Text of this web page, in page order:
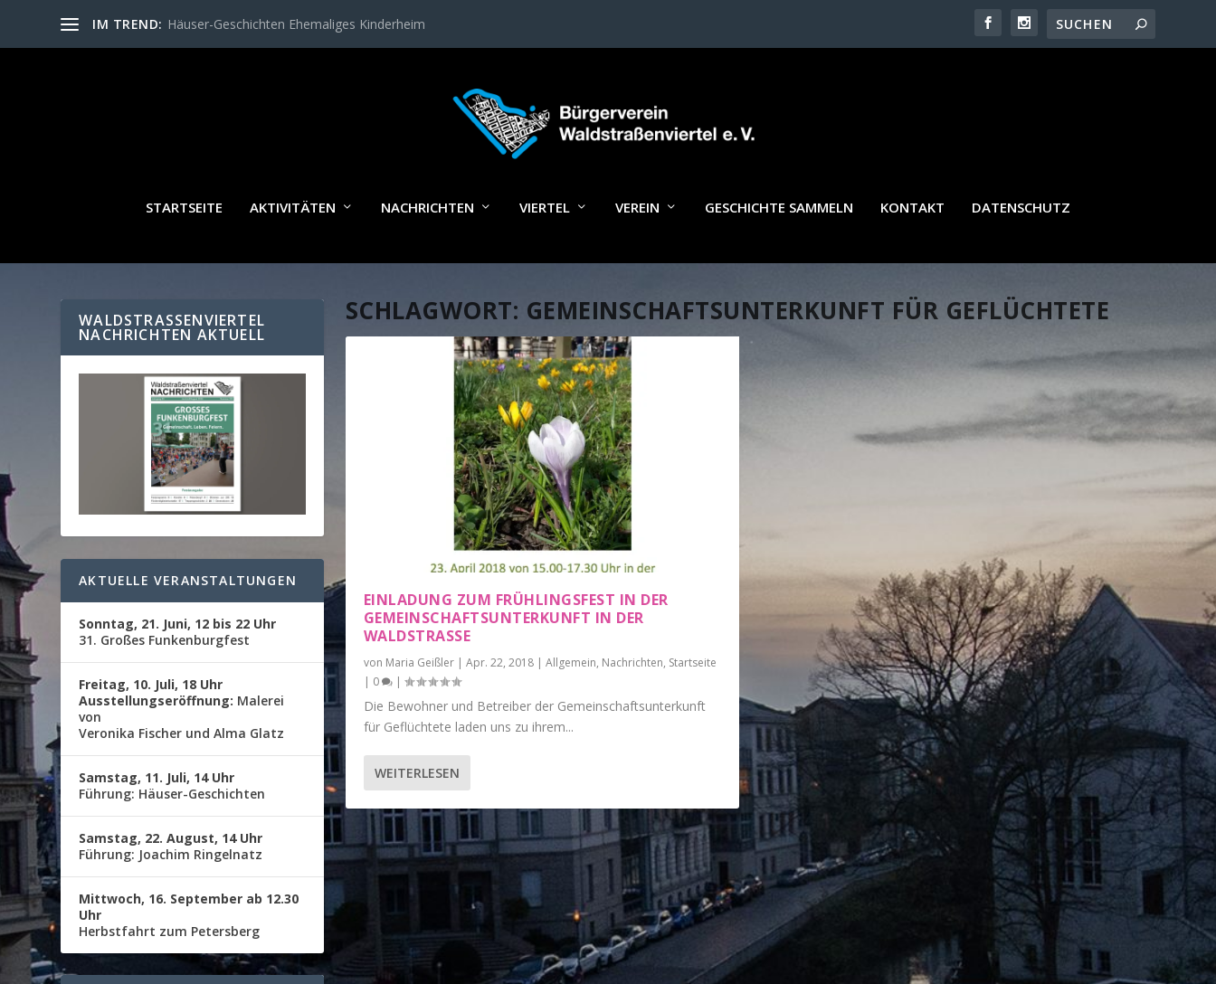
IM TREND: Häuser-Geschichten Ehemaliges Kinderheim
STARTSEITE AKTIVITÄTEN NACHRICHTEN VIERTEL VEREIN GESCHICHTE SAMMELN KONTAKT DATENSCHUTZ
SCHLAGWORT: GEMEINSCHAFTSUNTERKUNFT FÜR GEFLÜCHTETE
EINLADUNG ZUM FRÜHLINGSFEST IN DER
GEMEINSCHAFTSUNTERKUNFT IN DER
WALDSTRASSE
von Maria Geißler| Apr. 22, 2018| Allgemein, Nachrichten, Startseite
| 0 |
Die Bewohner und Betreiber der Gemeinschaftsunterkunft
für Geflüchtete laden uns zu ihrem...
WEITERLESEN
WALDSTRASSENVIERTEL N
ACHRICHTEN AKTUELL
AKTUELLE VERANSTALTUNGEN
Sonntag, 21. Juni, 12 bis 22 Uhr
31. Großes Funkenburgfest
Freitag, 10. Juli, 18 Uhr
Ausstellungseröffnung: Malerei
von
Veronika Fischer und Alma Glatz
Samstag, 11. Juli, 14 Uhr
Führung: Häuser-Geschichten
Samstag, 22. August, 14 Uhr
Führung: Joachim Ringelnatz
Mittwoch, 16. September ab 12.30
Uhr
Herbstfahrt zum Petersberg